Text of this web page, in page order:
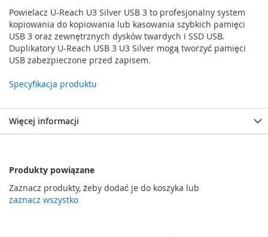
Powielacz U-Reach U3 Silver USB 3 to profesjonalny system
kopiowania do kopiowania lub kasowania szybkich pamięci
USB 3 oraz zewnętrznych dysków twardych i SSD USB.
Duplikatory U-Reach USB 3 U3 Silver mogą tworzyć pamięci
USB zabezpieczone przed zapisem.
Specyfikacja produktu
Więcej informacji
Produkty powiązane
Zaznacz produkty, żeby dodać je do koszyka lub
zaznacz wszystko